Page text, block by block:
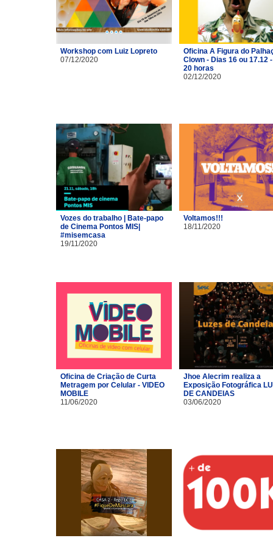
Workshop com Luiz Lopreto
07/12/2020
Oficina A Figura do
Clown - Dias 16 ou 17.12
20 horas
02/12/2020
Vozes do trabalho | Bate-papo
de Cinema Pontos MIS|
#misemcasa
19/11/2020
Voltamos!!!
18/11/2020
Oficina de Criação de Curta
Metragem por Celular - VIDEO
MOBILE
11/06/2020
Jhoe Alecrim realiza a
Exposição Fotográfica
DE CANDEIAS
03/06/2020